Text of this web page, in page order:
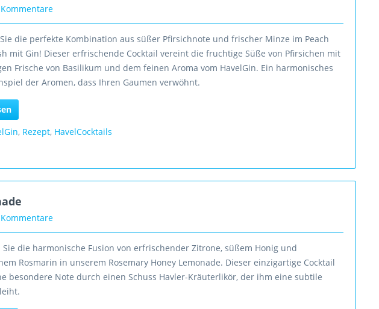
die perfekte Kombination aus süßer Pfirsichnote und frischer Minze im Peach
mit Gin! Dieser erfrischende Cocktail vereint die fruchtige Süße von Pfirsichen mit
Frische von Basilikum und dem feinen Aroma vom HavelGin. Ein harmonisches
der Aromen, dass Ihren Gaumen verwöhnt.
, Rezept, HavelCocktails
Sie die harmonische Fusion von erfrischender Zitrone, süßem Honig und
Rosmarin in unserem Rosemary Honey Lemonade. Dieser einzigartige Cocktail
besondere Note durch einen Schuss Havler-Kräuterlikör, der ihm eine subtile